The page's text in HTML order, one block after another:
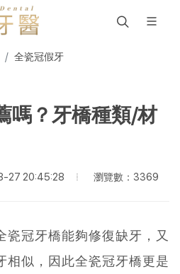
全瓷冠假牙
嗎？牙橋種類/材
27 20:45:28 瀏覽數：3369
瓷冠牙橋能夠修復缺牙，又
相似，因此全瓷冠牙橋更是